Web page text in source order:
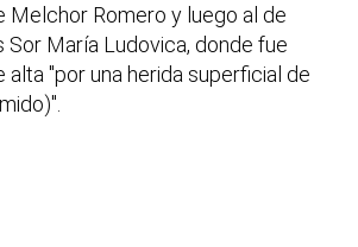
Melchor Romero y luego al de
Sor María Ludovica, donde fue
alta "por una herida superficial de